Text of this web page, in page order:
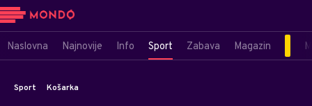
Naslovna Najnovije Info Sport Zabava Magazin
Sport Košarka